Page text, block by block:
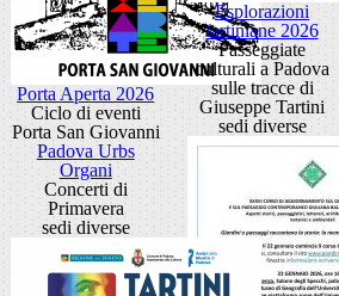
Porta Aperta 2026
Ciclo di eventi
Porta San Giovanni
Esplorazioni
tartiniane 2026
Passeggiate
culturali a Padova
sulle tracce di
Giuseppe Tartini
sedi diverse
Padova Urbs
Organi
Concerti di
Primavera
sedi diverse